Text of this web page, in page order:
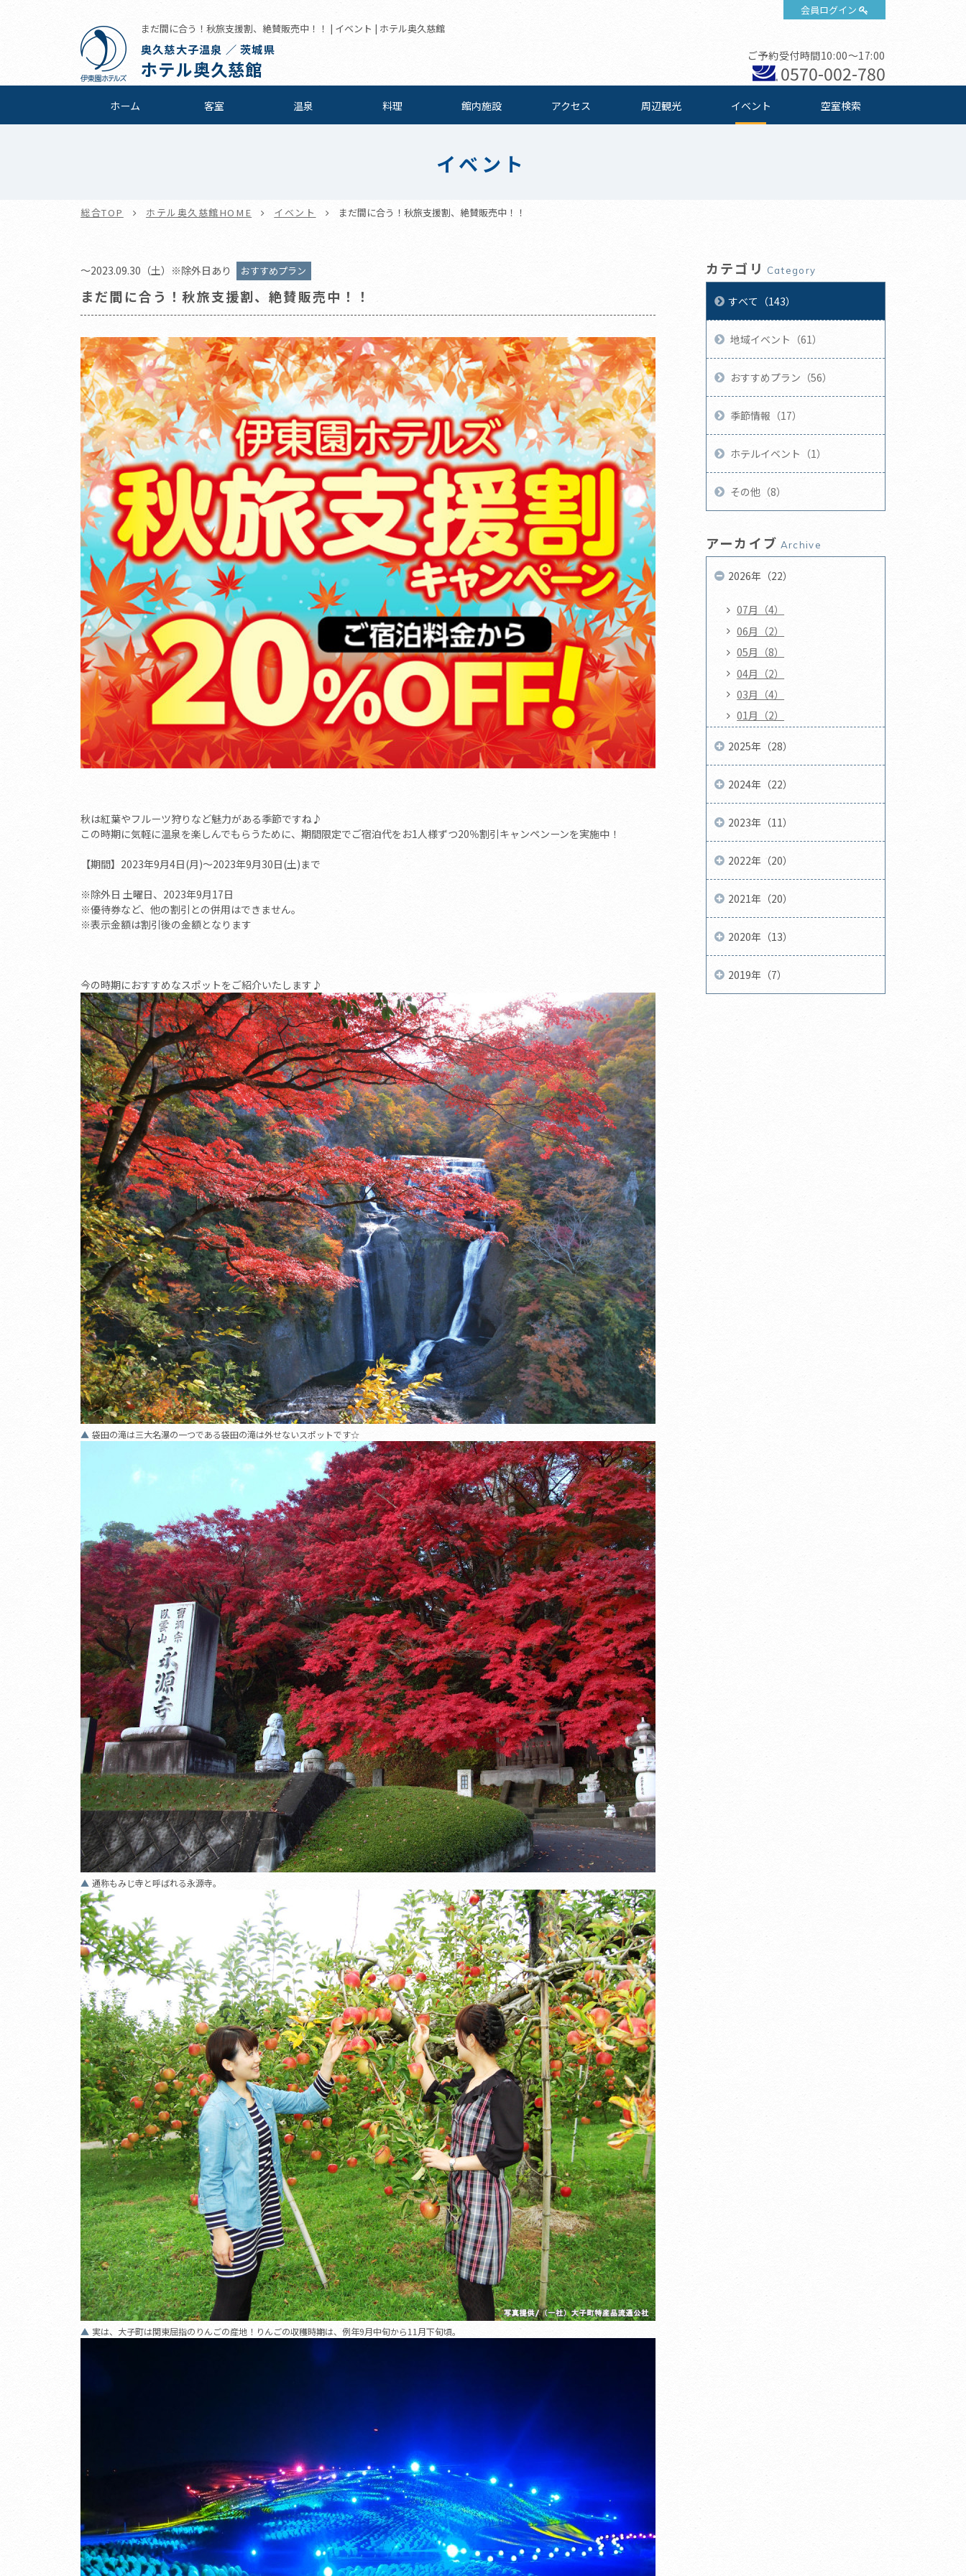
会員ログイン
まだ間に合う！秋旅支援割、絶賛販売中！！ | イベント | ホテル奥久慈館
奥久慈大子温泉 ／ 茨城県
ホテル奥久慈館
ご予約受付時間10:00～17:00
0570-002-780
ホーム 客室 温泉 料理 館内施設 アクセス 周辺観光 イベント 空室検索
イベント
総合TOP ホテル奥久慈館HOME イベント まだ間に合う！秋旅支援割、絶賛販売中！！
～2023.09.30（土）※除外日あり おすすめプラン
まだ間に合う！秋旅支援割、絶賛販売中！！
秋は紅葉やフルーツ狩りなど魅力がある季節ですね♪
この時期に気軽に温泉を楽しんでもらうために、期間限定でご宿泊代をお1人様ずつ20％割引キャンペンーンを実施中！
【期間】2023年9月4日(月)～2023年9月30日(土)まで
※除外日 土曜日、2023年9月17日
※優待券など、他の割引との併用はできません。
※表示金額は割引後の金額となります
今の時期におすすめなスポットをご紹介いたします♪
袋田の滝は三大名瀑の一つである袋田の滝は外せないスポットです☆
通称もみじ寺と呼ばれる永源寺。
実は、大子町は関東屈指のりんごの産地！りんごの収穫時期は、例年9月中旬から11月下旬頃。
カテゴリ Category
すべて（143）
地域イベント（61）
おすすめプラン（56）
季節情報（17）
ホテルイベント（1）
その他（8）
アーカイブ Archive
2026年（22）
07月（4）
06月（2）
05月（8）
04月（2）
03月（4）
01月（2）
2025年（28）
2024年（22）
2023年（11）
2022年（20）
2021年（20）
2020年（13）
2019年（7）